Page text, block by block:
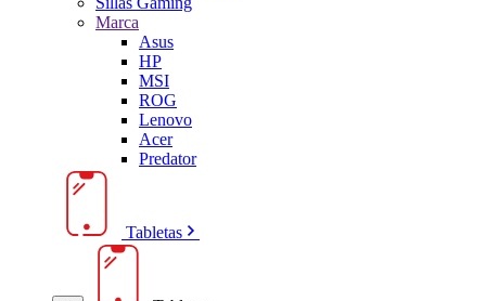
Marca
Asus
HP
MSI
ROG
Lenovo
Acer
Predator
Tabletas